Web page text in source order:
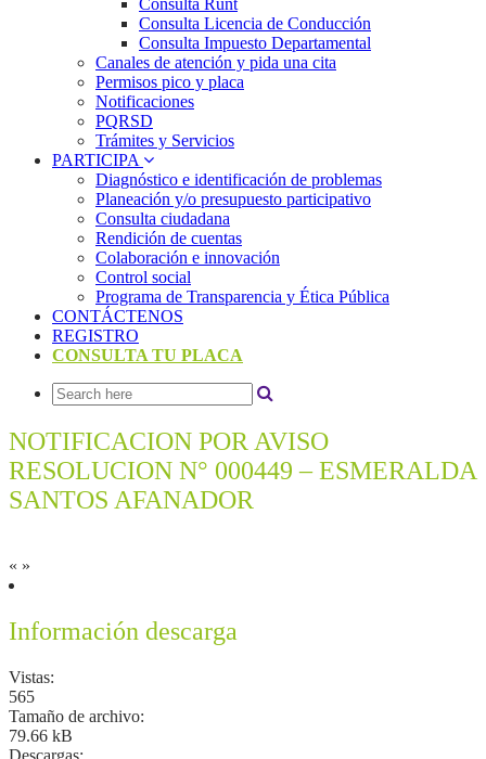
Consulta Runt
Consulta Licencia de Conducción
Consulta Impuesto Departamental
Canales de atención y pida una cita
Permisos pico y placa
Notificaciones
PQRSD
Trámites y Servicios
PARTICIPA
Diagnóstico e identificación de problemas
Planeación y/o presupuesto participativo​
Consulta ciudadana
Rendición de cuentas
Colaboración e innovación
Control social
Programa de Transparencia y Ética Pública
CONTÁCTENOS
REGISTRO
CONSULTA TU PLACA
NOTIFICACION POR AVISO
RESOLUCION N° 000449 – ESMERALDA
SANTOS AFANADOR
« »
Información descarga
Vistas:
565
Tamaño de archivo:
79.66 kB
Descargas: